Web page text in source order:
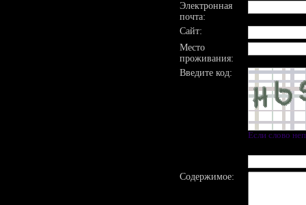
Электронная
почта:
Сайт:
Место
проживания:
Введите код:
Если слово
Содержимое: